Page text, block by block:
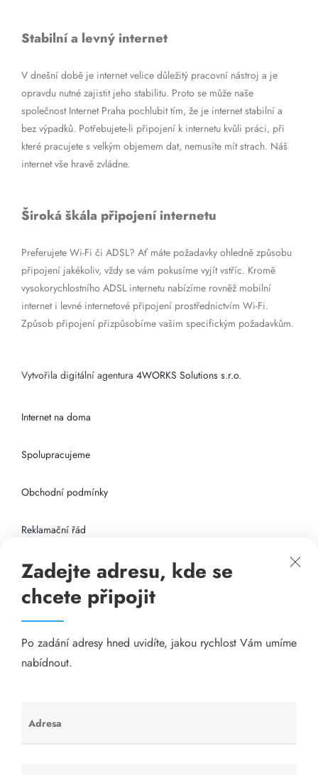
Stabilní a levný internet
V dnešní době je internet velice důležitý pracovní nástroj a je
opravdu nutné zajistit jeho stabilitu. Proto se může naše
společnost Internet Praha pochlubit tím, že je internet stabilní a
bez výpadků. Potřebujete-li připojení k internetu kvůli práci, při
které pracujete s velkým objemem dat, nemusíte mít strach. Náš
internet vše hravě zvládne.
Široká škála připojení internetu
Preferujete Wi-Fi či ADSL? Ať máte požadavky ohledně způsobu
připojení jakékoliv, vždy se vám pokusíme vyjít vstříc. Kromě
vysokorychlostního ADSL internetu nabízíme rovněž mobilní
internet i levné internetové připojení prostřednictvím Wi-Fi.
Způsob připojení přizpůsobíme vašim specifickým požadavkům.
Vytvořila digitální agentura 4WORKS Solutions s.r.o.
Internet na doma
Spolupracujeme
Obchodní podmínky
Reklamační řád
Připojení k internetu
Odkazy
Katalog A-seznam.cz
Visací zámky - TOKOZ
Zadejte adresu, kde se
chcete připojit
Po zadání adresy hned uvidíte, jakou rychlost Vám umíme
nabídnout.
Adresa
Ponechte
toto pole